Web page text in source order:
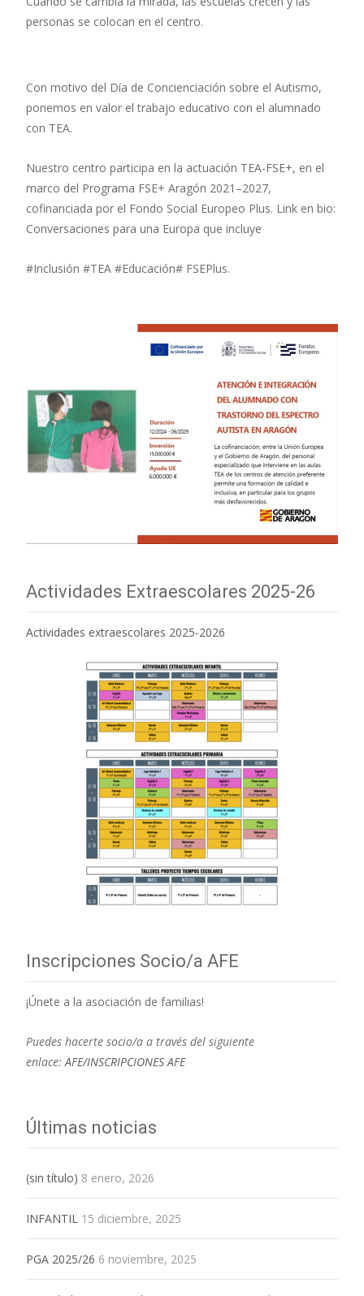
personas se colocan en el centro.
Con motivo del Día de Concienciación sobre el Autismo,
ponemos en valor el trabajo educativo con el alumnado
con TEA.
Nuestro centro participa en la actuación TEA-FSE+, en el
marco del Programa FSE+ Aragón 2021–2027,
cofinanciada por el Fondo Social Europeo Plus. Link en bio:
Conversaciones para una Europa que incluye
#Inclusión #TEA #Educación# FSEPlus.
Actividades Extraescolares 2025-26
Actividades extraescolares 2025-2026
Inscripciones Socio/a AFE
¡Únete a la asociación de familias!
Puedes hacerte socio/a a través del siguiente
enlace: AFE/INSCRIPCIONES AFE
Últimas noticias
(sin título) 8 enero, 2026
INFANTIL 15 diciembre, 2025
PGA 2025/26 6 noviembre, 2025